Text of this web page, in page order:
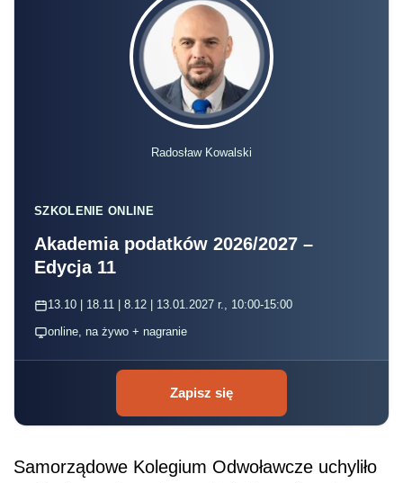
Radosław Kowalski
SZKOLENIE ONLINE
Akademia podatków 2026/2027 –
Edycja 11
13.10 | 18.11 | 8.12 | 13.01.2027 r., 10:00-15:00
online, na żywo + nagranie
Zapisz się
Samorządowe Kolegium Odwoławcze uchyliło